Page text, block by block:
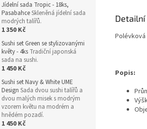
Jídelní sada Tropic - 18ks,
PasabahceSkleněná jídelní sada
modrých talířů.
1 350 Kč
Sushi set Green se stylizovanými
květy - 4ks Tradiční japonská
sada na sushi.
1 450 Kč
Sushi set Navy & White UME
Design Sada dvou sushi talířů a
dvou malých misek s modrým
vzorem květu na modrém a
hnědém pozadí.
1 450 Kč
Popis: